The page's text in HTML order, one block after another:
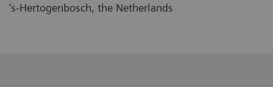
‘s-Hertogenbosch, the Netherlands